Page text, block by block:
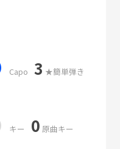
Capo 3 ★簡単弾き
キー 0 原曲キー